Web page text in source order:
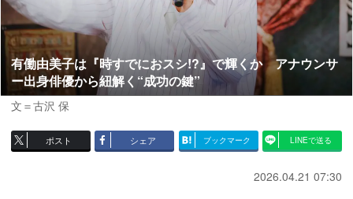
有働由美子は『時すでにおスシ!?』で輝くか アナウンサ
ー出身俳優から紐解く“成功の鍵”
文＝古沢 保
ポスト シェア ブックマーク LINEで送る
2026.04.21 07:30